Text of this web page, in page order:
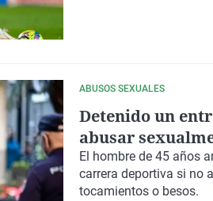
ABUSOS SEXUALES
Detenido un
abusar
El hombre de 45 años
carrera deportiva si no
tocamientos o besos.